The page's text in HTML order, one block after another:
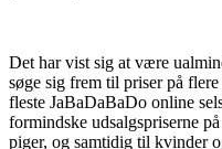
Det har vist sig at være
søge sig frem til priser på
fleste JaBaDaBaDo online
formindske udsalgspriserne
piger, og samtidig til kvinder